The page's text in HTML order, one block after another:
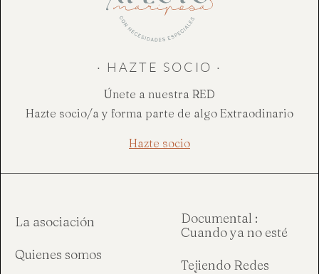
· HAZTE SOCIO ·
Únete a nuestra RED
Hazte socio/a y forma parte de algo Extraodinario
Hazte socio
La asociación
Quienes somos
Documental :
Cuando ya no esté
Tejiendo Redes